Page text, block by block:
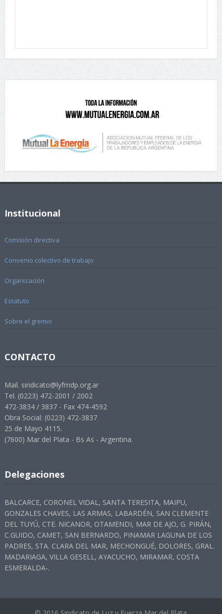
Institucional
Comisión directiva
Convenio colectivo de trabajo
Organización
Estatuto
Sobre el gremio
CONTACTO
Mail. sindicato@lyfmdp.org.ar
Tel. (0223) 472-2001 / 2002
472-3834 / 3837 - Fax 474-4592
Obra Social: (0223) 472-3837
25 de Mayo 4115.
(7600) Mar del Plata - Bs As - Argentina.
Delegaciones
BALCARCE, CORONEL VIDAL, SANTA TERESITA, MAIPU,
GONZALES CHAVES, LAS ARMAS, LABARDÉN, SAN CLEMENTE
DEL TUYÚ, CTE. NICANOR, OTAMENDI, MAR DE AJO, G. PIRÁN,
C.GUIDO, CAMET, SAN BERNARDO, PINAMAR LAGUNA DE LOS
PADRES, STA. CLARA DEL MAR, MECHONGUÉ, DOLORES, GRAL.
MADARIAGA, VILLA GESELL, AYACUCHO, MIRAMAR, COSTA
ESMERALDA-.